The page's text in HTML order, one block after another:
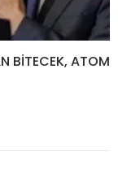
BİTECEK, ATOM